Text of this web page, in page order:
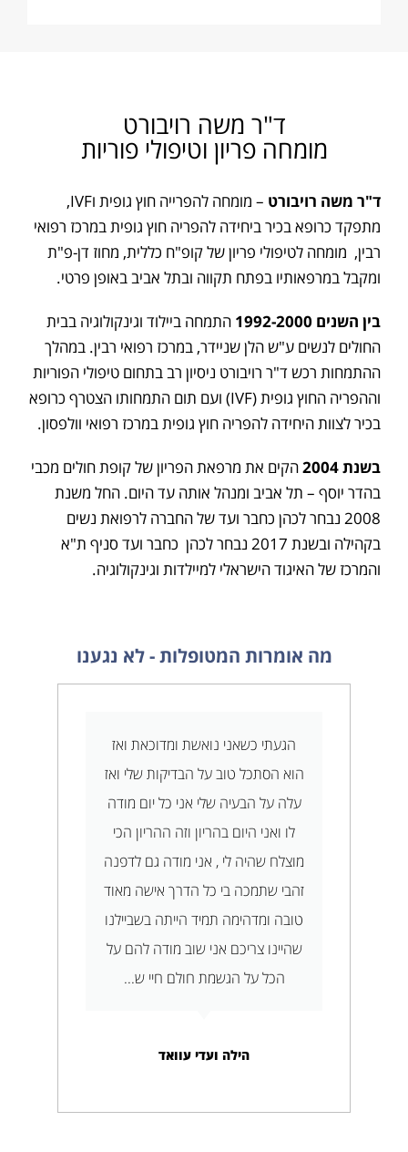
ד"ר משה רויבורט
מומחה פריון וטיפולי פוריות
ד"ר משה רויבורט
– מומחה להפרייה חוץ גופית וIVF,
מתפקד כרופא בכיר ביחידה להפריה חוץ גופית במרכז רפואי
רבין, מומחה לטיפולי פריון של קופ"ח כללית, מחוז דן-פ"ת
ומקבל במרפאותיו בפתח תקווה ובתל אביב באופן פרטי.
בין השנים 1992-2000
התמחה ביילוד וגינקולוגיה בבית
החולים לנשים ע"ש הלן שניידר, במרכז רפואי רבין. במהלך
ההתמחות רכש ד"ר רויבורט ניסיון רב בתחום טיפולי הפוריות
וההפריה החוץ גופית (IVF) ועם תום התמחותו הצטרף כרופא
בכיר לצוות היחידה להפריה חוץ גופית במרכז רפואי וולפסון.
בשנת 2004
הקים את מרפאת הפריון של קופת חולים מכבי
בהדר יוסף – תל אביב ומנהל אותה עד היום. החל משנת
2008 נבחר לכהן כחבר ועד של החברה לרפואת נשים
בקהילה ובשנת 2017 נבחר לכהן כחבר ועד סניף ת"א
והמרכז של האיגוד הישראלי למיילדות וגינקולוגיה.
מה אומרות המטופלות - לא נגענו
הגעתי כשאני נואשת ומדוכאת ואז
הוא הסתכל טוב על הבדיקות שלי ואז
עלה על הבעיה שלי אני כל יום מודה
לו ואני היום בהריון וזה ההריון הכי
מוצלח שהיה לי , אני מודה גם לדפנה
זהבי שתמכה בי כל הדרך אישה מאוד
טובה ומדהימה תמיד הייתה בשביילנו
שהיינו צריכם אני שוב מודה להם על
הכל על הגשמת חולם חיי ש...
הילה ועדי עוואד